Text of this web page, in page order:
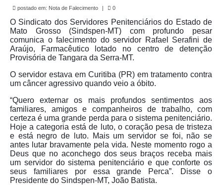
Histórico do Sistema Penitenciário do Estado
de Mato Grosso
Formulário de Requerimento Padrão Sindsppen
Estatuto do Sindsppen
Tabela Salarial do Sistema Penitenciário
Serviços prestados pelo Sindicato dos
Servidores Penitenciários de Mato Grosso
Filie-se
Notícias Gerais
Artigos
postado em: Nota de Falecimento | 0
O Sindicato dos Servidores Penitenciários do Estado de
Mato Grosso (Sindspen-MT) com profundo pesar
comunica o falecimento do servidor Rafael Serafini de
Araújo, Farmacêutico lotado no centro de detenção
Provisória de Tangara da Serra-MT.
O servidor estava em Curitiba (PR) em tratamento contra
um câncer agressivo quando veio a óbito.
“Quero externar os mais profundos sentimentos aos
familiares, amigos e companheiros de trabalho, com
certeza é uma grande perda para o sistema penitenciário.
Hoje a categoria está de luto, o coração pesa de tristeza
e está negro de luto. Mais um servidor se foi, não se
antes lutar bravamente pela vida. Neste momento rogo a
Deus que no aconchego dos seus braços receba mais
um servidor do sistema penitenciário e que conforte os
seus familiares por essa grande Perca”. Disse o
Presidente do Sindspen-MT, João Batista.